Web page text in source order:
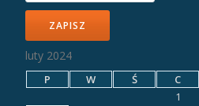
ZAPISZ
luty 2024
P W Ś C
1